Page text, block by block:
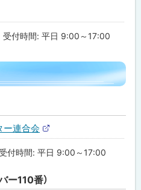
受付時間: 平日 9:00～17:00
ー連合会
外
部
サ
ト
付時間: 平日 9:00～17:00
ー110番）